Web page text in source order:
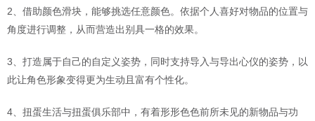
2、借助颜色滑块，能够挑选任意颜色。依据个人喜好对物品的位置与
角度进行调整，从而营造出别具一格的效果。
3、打造属于自己的自定义姿势，同时支持导入与导出心仪的姿势，以
此让角色形象变得更为生动且富有个性化。
4、扭蛋生活与扭蛋俱乐部中，有着形形色色前所未见的新物品与功